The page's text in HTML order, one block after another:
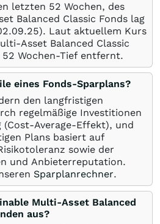
letzten 52 Wochen, des
Balanced Classic Fonds lag
). Laut aktuellem Kurs
Asset Balanced Classic
52 Wochen-Tief entfernt.
eines Fonds-Sparplans?
den langfristigen
regelmäßige Investitionen
(Cost-Average-Effekt), und
Plans basiert auf
sowie der
und Anbieterreputation.
Sparplanrechner.
Multi-Asset Balanced
aus?